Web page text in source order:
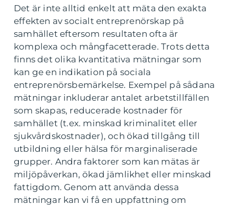
Det är inte alltid enkelt att mäta den exakta
effekten av socialt entreprenörskap på
samhället eftersom resultaten ofta är
komplexa och mångfacetterade. Trots detta
finns det olika kvantitativa mätningar som
kan ge en indikation på sociala
entreprenörsbemärkelse. Exempel på sådana
mätningar inkluderar antalet arbetstillfällen
som skapas, reducerade kostnader för
samhället (t.ex. minskad kriminalitet eller
sjukvårdskostnader), och ökad tillgång till
utbildning eller hälsa för marginaliserade
grupper. Andra faktorer som kan mätas är
miljöpåverkan, ökad jämlikhet eller minskad
fattigdom. Genom att använda dessa
mätningar kan vi få en uppfattning om